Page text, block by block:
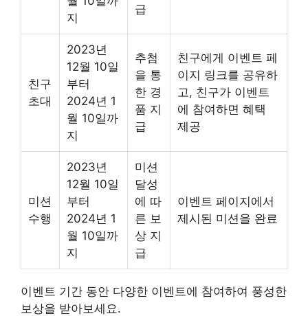
지
급
친구
초대
2023년
12월 10일
부터
2024년 1
월 10일까
지
추첨
을 통
한 경
품 지
급
친구에게 이벤트 페
이지 링크를 공유하
고, 친구가 이벤트
에 참여하면 혜택
제공
미션
수행
2023년
12월 10일
부터
2024년 1
월 10일까
지
미션
달성
에 따
른 보
상 지
급
이벤트 페이지에서
제시된 미션을 완료
이벤트 기간 동안 다양한 이벤트에 참여하여 풍성한
보상을 받아보세요.